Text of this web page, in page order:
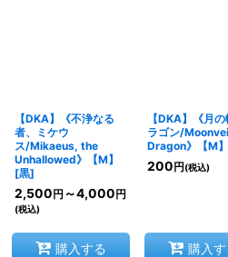
【DKA】《不浄なる
者、ミケウ
ス/Mikaeus, the
Unhallowed》【M】
[黒]
2,500 円 ～4,000 円
(税込)
購入する
【DKA】《月
ラゴン/
Dragon》【M】
200 円 (税込)
購入す